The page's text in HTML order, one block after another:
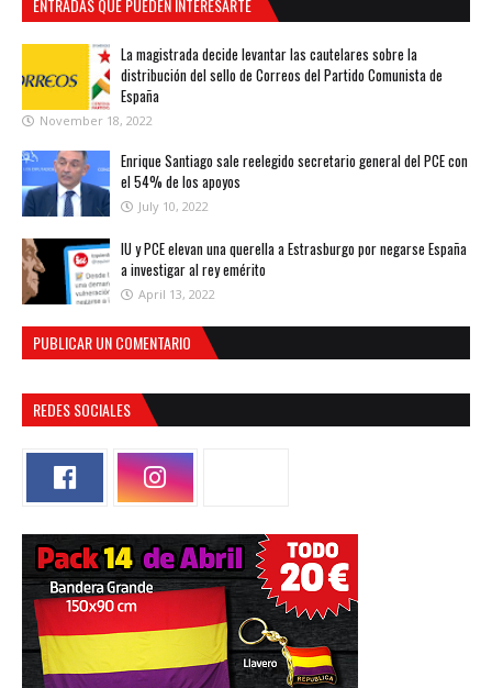
ENTRADAS QUE PUEDEN INTERESARTE
La magistrada decide levantar las cautelares sobre la
distribución del sello de Correos del Partido Comunista de
España
November 18, 2022
Enrique Santiago sale reelegido secretario general del PCE con
el 54% de los apoyos
July 10, 2022
IU y PCE elevan una querella a Estrasburgo por negarse España
a investigar al rey emérito
April 13, 2022
PUBLICAR UN COMENTARIO
REDES SOCIALES